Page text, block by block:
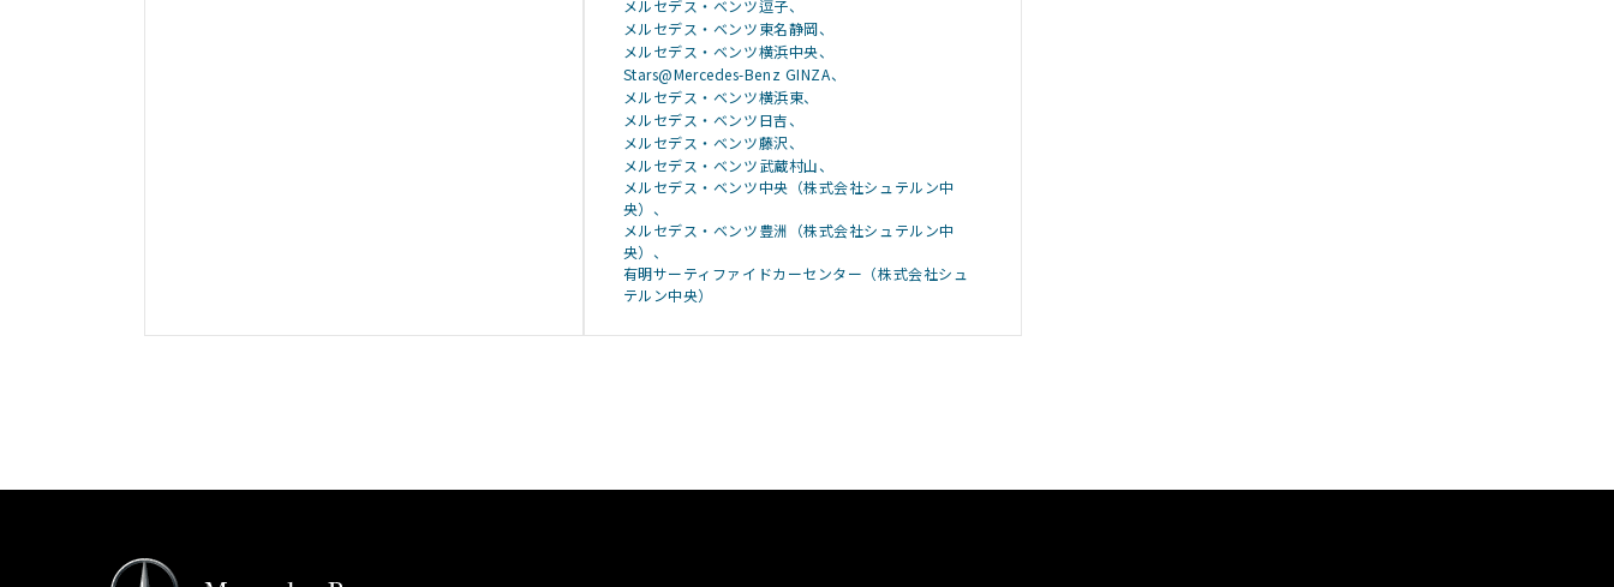
メルセデス・ベンツ逗子
メルセデス・ベンツ東名静岡
メルセデス・ベンツ横浜中央
Stars@Mercedes-Benz GINZA
メルセデス・ベンツ横浜東
メルセデス・ベンツ日吉
メルセデス・ベンツ藤沢
メルセデス・ベンツ武蔵村山
メルセデス・ベンツ中央（株式会社シュテルン中
央）
メルセデス・ベンツ豊洲（株式会社シュテルン中
央）
有明サーティファイドカーセンター（株式会社シュ
テルン中央）